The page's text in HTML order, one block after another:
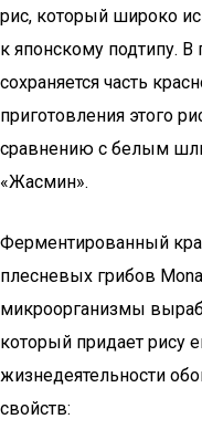
рис, который широко
к японскому подтипу. В
сохраняется часть
приготовления этого
сравнению с белым
«Жасмин».
Ферментированный
плесневых грибов
микроорганизмы
который придает рису
жизнедеятельности
свойств: